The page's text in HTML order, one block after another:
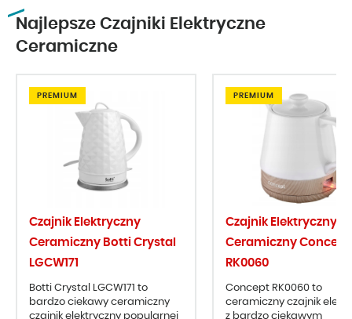
Najlepsze Czajniki Elektryczne
Ceramiczne
Czajnik Elektryczny
Ceramiczny Botti Crystal
LGCW171
Botti Crystal LGCW171 to
bardzo ciekawy ceramiczny
czajnik elektryczny popularnej
PREMIUM
Czajnik Elektryczny
Ceramiczny Concept
RK0060
Concept RK0060 to
ceramiczny czajnik
z bardzo ciekawym
PREMIUM